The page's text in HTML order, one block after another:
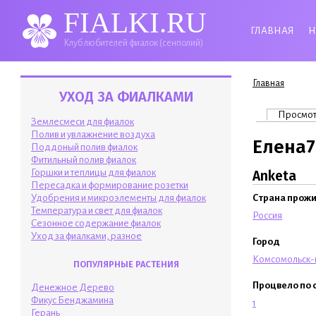
FIALKI.RU
Клуб любителей фиалок (сенполий)
ГЛАВНАЯ
УХОД ЗА ФИАЛКАМИ
Землесмеси для фиалок
Полив и увлажнение воздуха
Поддоный полив фиалок
Фитильный полив фиалок
Горшки и теплицы для фиалок
Пересадка и формирование розетки
Удобрения и микроэлементы для фиалок
Температура и свет для фиалок
Сезонное содержание фиалок
Уход за фиалками, разное
ПОПУЛЯРНЫЕ РАСТЕНИЯ
Денежное Дерево
Фикус Бенджамина
Герань
Вы здесь
Главная
Главные
Anketa
Страна
Россия
Город
Процвело по
1